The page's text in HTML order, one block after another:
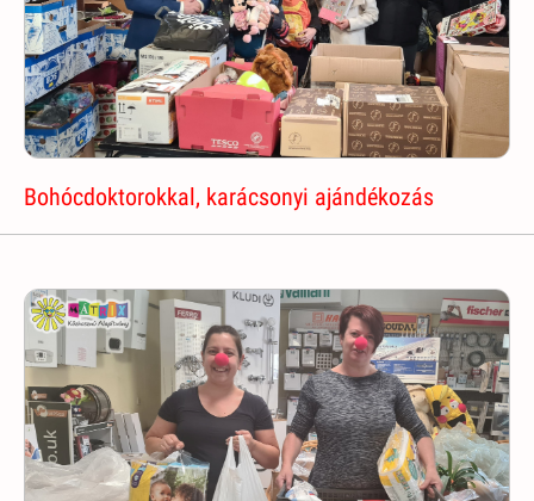
Bohócdoktorokkal, karácsonyi ajándékozás